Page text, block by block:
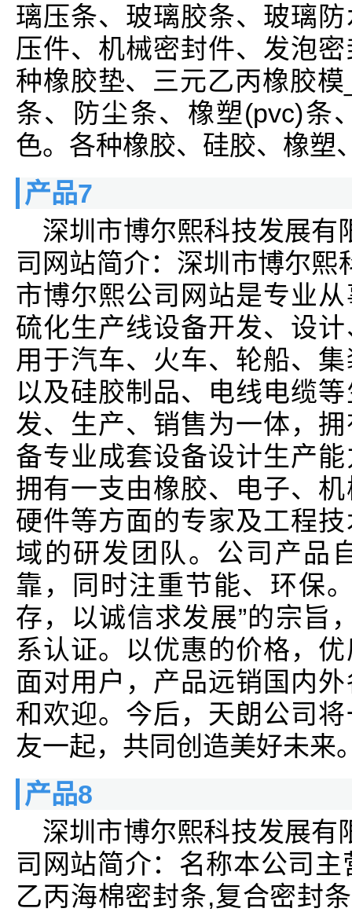
璃压条、玻璃胶条、玻璃
压件、机械密封件、发泡
种橡胶垫、三元乙丙橡胶
条、防尘条、橡塑(pvc)条
色。各种橡胶、硅胶、橡塑
产品7
深圳市博尔熙科技发展有
司网站简介：深圳市博尔
市博尔熙公司网站是专业
硫化生产线设备开发、设
用于汽车、火车、轮船、
以及硅胶制品、电线电缆
发、生产、销售为一体，
备专业成套设备设计生产
拥有一支由橡胶、电子、
硬件等方面的专家及工程
域的研发团队。公司产品
靠，同时注重节能、环保
存，以诚信求发展”的宗旨
系认证。以优惠的价格，
面对用户，产品远销国内
和欢迎。今后，天朗公司
友一起，共同创造美好未来
产品8
深圳市博尔熙科技发展有
司网站简介：名称本公司
乙丙海棉密封条,复合密封